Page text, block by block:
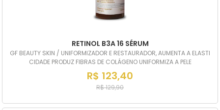
RETINOL B3A 16 SÉRUM
GF BEAUTY SKIN / UNIFORMIZADOR E RESTAURADOR, AUMENTA A ELASTI
CIDADE PRODUZ FIBRAS DE COLÁGENO UNIFORMIZA A PELE
R$ 123,40
R$ 129,90